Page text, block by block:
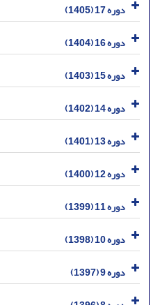
دوره 17 (1405)
دوره 16 (1404)
دوره 15 (1403)
دوره 14 (1402)
دوره 13 (1401)
دوره 12 (1400)
دوره 11 (1399)
دوره 10 (1398)
دوره 9 (1397)